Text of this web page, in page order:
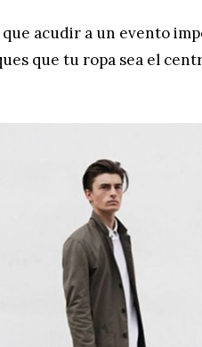
acudir a un evento
que tu ropa sea el